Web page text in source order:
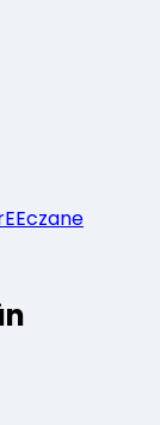
EEczane